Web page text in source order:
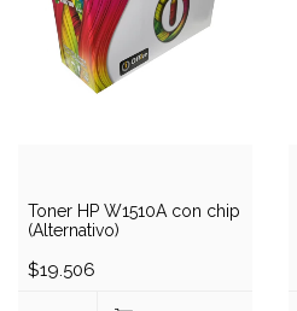
Toner HP W1510A con chip
(Alternativo)
$19.506